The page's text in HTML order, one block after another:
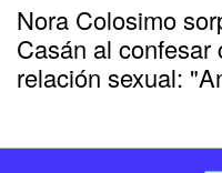
Nora Colosimo
Casán al confesar
relación sexual: